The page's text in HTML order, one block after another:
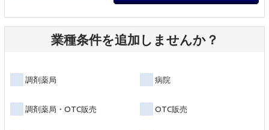
業種条件を追加しませんか？
調剤薬局 病院
調剤薬局・OTC販売 OTC販売